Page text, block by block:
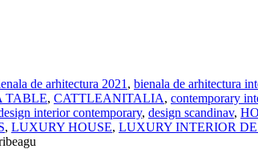
de arhitectura 2021 , bienala de arhitectura
TABLE, CATTLEANITALIA, contemporary
interior contemporary, design scandinav,
, LUXURY HOUSE, LUXURY INTERIOR